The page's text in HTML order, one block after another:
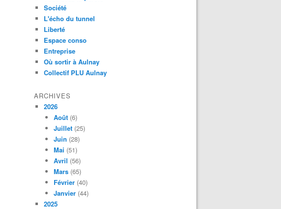
Société
L'écho du tunnel
Liberté
Espace conso
Entreprise
Où sortir à Aulnay
Collectif PLU Aulnay
ARCHIVES
2026
Août (6)
Juillet (25)
Juin (28)
Mai (51)
Avril (56)
Mars (65)
Février (40)
Janvier (44)
2025